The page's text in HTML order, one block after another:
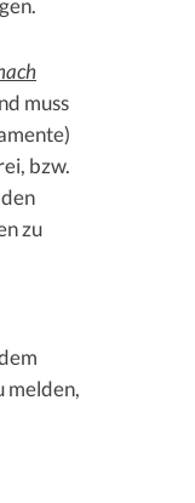
muss
bzw.
zu
melden,